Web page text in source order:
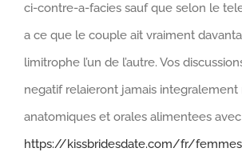
ci-contre-a-facies sauf que selon le
a ce que le couple ait vraiment
limitrophe l’un de l’autre. Vos
negatif relaieront jamais integralement
anatomiques et orales alimentees
https://kissbridesdate.com/fr/